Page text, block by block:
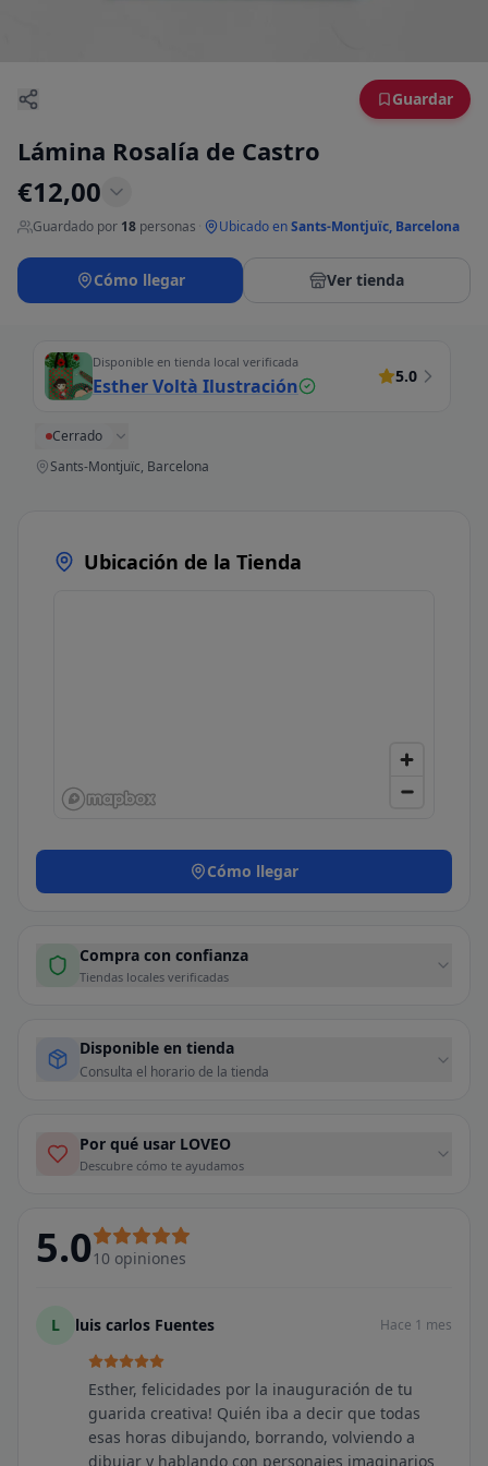
Guardar
Lámina Rosalía de Castro
€12,00
Guardado por 18 personas Ubicado enSants-Montjuïc, Barcelona
Cómo llegar Ver tienda
Disponible en tienda local verificada
Esther Voltà Ilustración 5.0
Cerrado
Sants-Montjuïc, Barcelona
Ubicación de la Tienda
Cómo llegar
Compra con confianza
Tiendas locales verificadas
Disponible en tienda
Consulta el horario de la tienda
Por qué usar LOVEO
Descubre cómo te ayudamos
5.010 opiniones
L luis carlos Fuentes Hace 1 mes
Esther, felicidades por la inauguración de tu
guarida creativa! Quién iba a decir que todas
esas horas dibujando, borrando, volviendo a
dibujar y hablando con personajes imaginarios